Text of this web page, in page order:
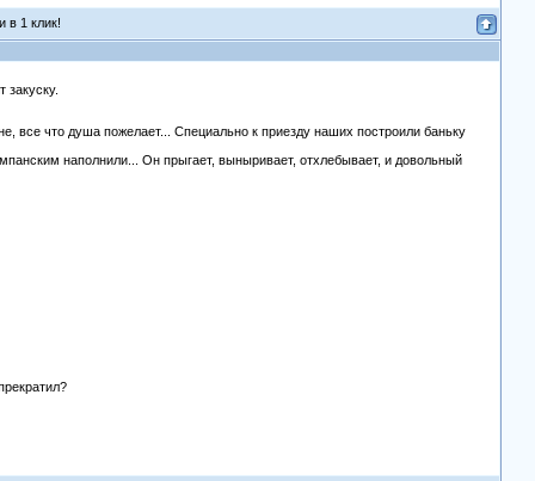
в 1 клик!
закуску.
что душа пожелает... Специально к приезду наших построили баньку
наполнили... Он прыгает, выныривает, отхлебывает, и довольный